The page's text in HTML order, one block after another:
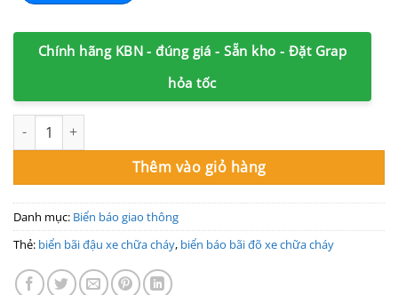
Chính hãng KBN - đúng giá - Sẵn kho - Đặt Grap
hỏa tốc
Biển bãi đậu xe chữa cháy số lượng
Thêm vào giỏ hàng
Danh mục: Biển báo giao thông
Thẻ: biển bãi đậu xe chữa cháy, biển báo bãi đõ xe chữa cháy